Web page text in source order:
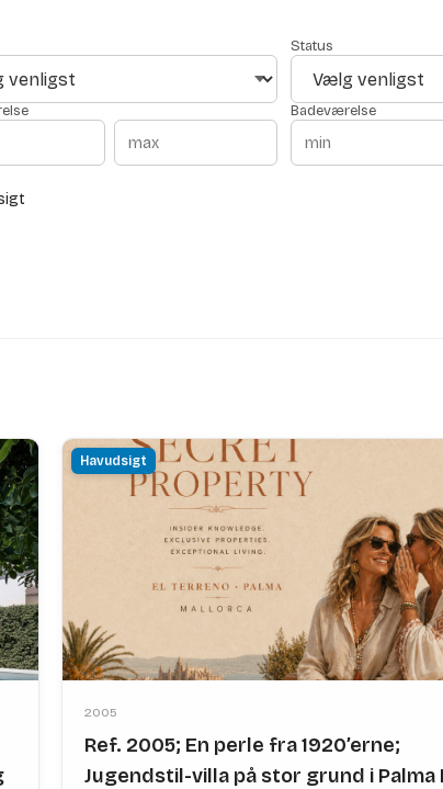
Status
Badeværelse
Havudsigt
2005
Ref. 2005; En perle fra 1920’erne;
Jugendstil-villa på stor grund i Palma